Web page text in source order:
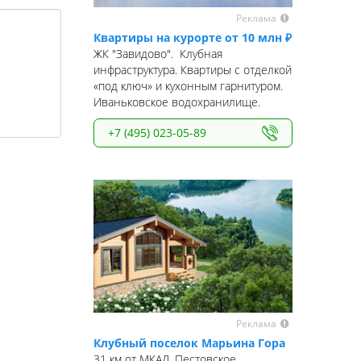
Реклама
Квартиры на курорте от 10 млн ₽
ЖК "Завидово". Клубная
инфраструктура. Квартиры с отделкой
«под ключ» и кухонным гарнитуром.
Иваньковское водохранилище.
+7 (495) 023-05-89
Реклама
Клубный поселок Марьина Гора